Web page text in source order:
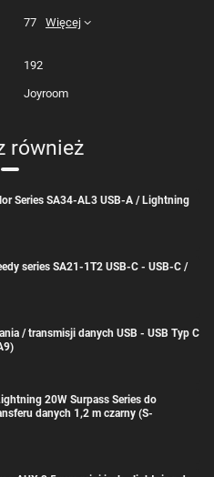
20W 2m Joyroom S-
77 Więcej
192
Joyroom
również
Series SA34-AL3 USB-A / Lightning
series SA21-1T2 USB-C - USB-C /
/ transmisji danych USB - USB Typ C
20W Surpass Series do
danych 1,2 m czarny (S-